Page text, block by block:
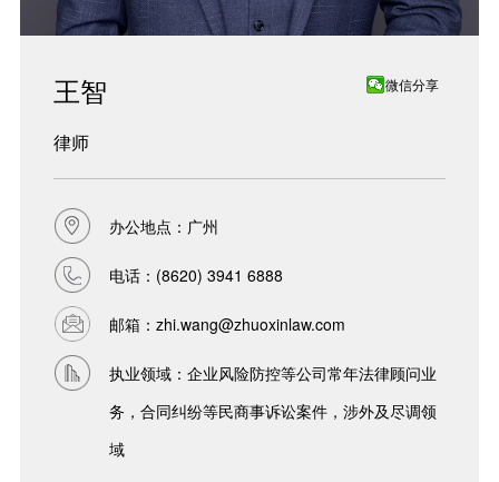
王智 微信分享
律师
办公地点：广州
电话： (8620) 3941 6888
邮箱： zhi.wang@zhuoxinlaw.com
执业领域：企业风险防控等公司常年法律顾问业
务，合同纠纷等民商事诉讼案件，涉外及尽调领
域